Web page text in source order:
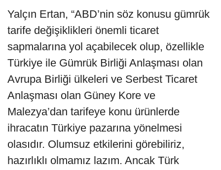
Yalçın Ertan, “ABD’nin söz konusu gümrük
tarife değişiklikleri önemli ticaret
sapmalarına yol açabilecek olup, özellikle
Türkiye ile Gümrük Birliği Anlaşması olan
Avrupa Birliği ülkeleri ve Serbest Ticaret
Anlaşması olan Güney Kore ve
Malezya’dan tarifeye konu ürünlerde
ihracatın Türkiye pazarına yönelmesi
olasıdır. Olumsuz etkilerini görebiliriz,
hazırlıklı olmamız lazım. Ancak Türk